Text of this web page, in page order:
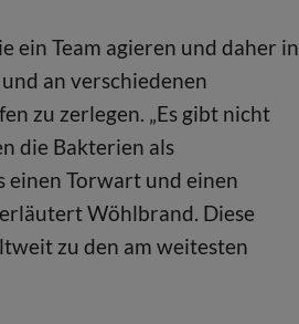
ein Team agieren und daher in
an verschiedenen
zu zerlegen. „Es gibt nicht
die Bakterien als
einen Torwart und einen
erläutert Wöhlbrand. Diese
zu den am weitesten